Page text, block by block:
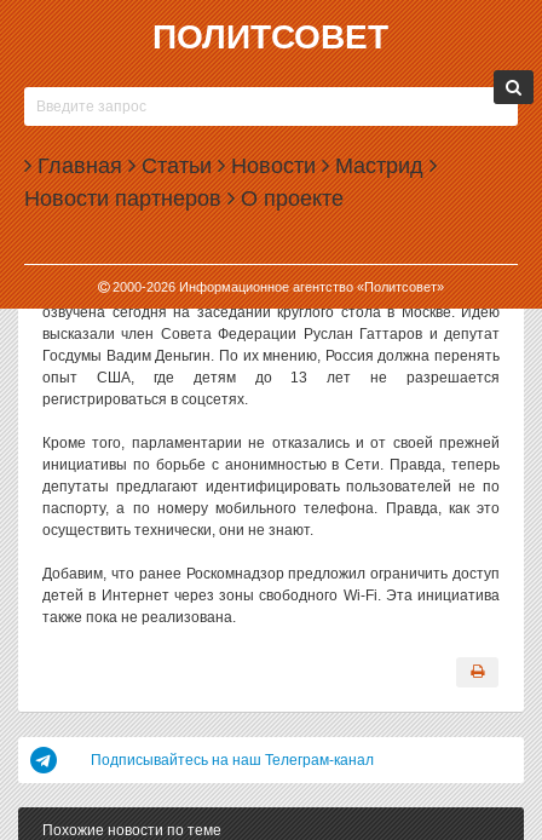
ПОЛИТСОВЕТ
Главная Статьи Новости Мастрид
Новости партнеров О проекте
2000-2026Информационное агентство «Политсовет»
16.04.2013, 15:51
РОССИЙСКИМ ДЕТЯМ МОГУТ ЗАПРЕТИТЬ
СОЦСЕТИ
Депутаты Госдумы и члены Совета Федерации предложили
законодательно ограничить доступ детей в социальные сети. По
мнению парламентариев, заводить аккаунты в Интернете можно
только с 13 лет.
Как передает ИТАР-ТАСС, соответствующая инициатива была
озвучена сегодня на заседании круглого стола в Москве. Идею
высказали член Совета Федерации Руслан Гаттаров и депутат
Госдумы Вадим Деньгин. По их мнению, Россия должна перенять
опыт США, где детям до 13 лет не разрешается
регистрироваться в соцсетях.
Кроме того, парламентарии не отказались и от своей прежней
инициативы по борьбе с анонимностью в Сети. Правда, теперь
депутаты предлагают идентифицировать пользователей не по
паспорту, а по номеру мобильного телефона. Правда, как это
осуществить технически, они не знают.
Добавим, что ранее Роскомнадзор предложил ограничить доступ
детей в Интернет через зоны свободного Wi-Fi. Эта инициатива
также пока не реализована.
Подписывайтесь на наш Телеграм-канал
Похожие новости по теме